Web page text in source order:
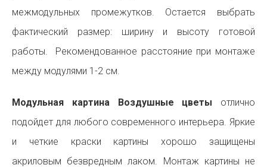
межмодульных промежутков. Остается выбрать
фактический размер: ширину и высоту готовой
работы. Рекомендованное расстояние при монтаже
между модулями 1-2 см.
Модульная картина Воздушные цветы отлично
подойдет для любого современного интерьера. Яркие
и четкие краски картины хорошо защищены
акриловым безвредным лаком. Монтаж картины не